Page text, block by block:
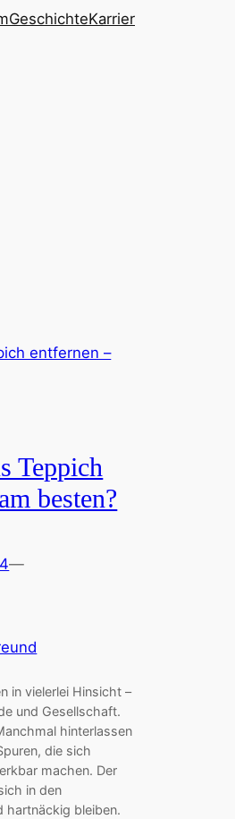
GeschichteKarrier
Teppich
besten?
—
in vielerlei Hinsicht –
und Gesellschaft.
hinterlassen
die sich
machen. Der
in den
hartnäckig bleiben.